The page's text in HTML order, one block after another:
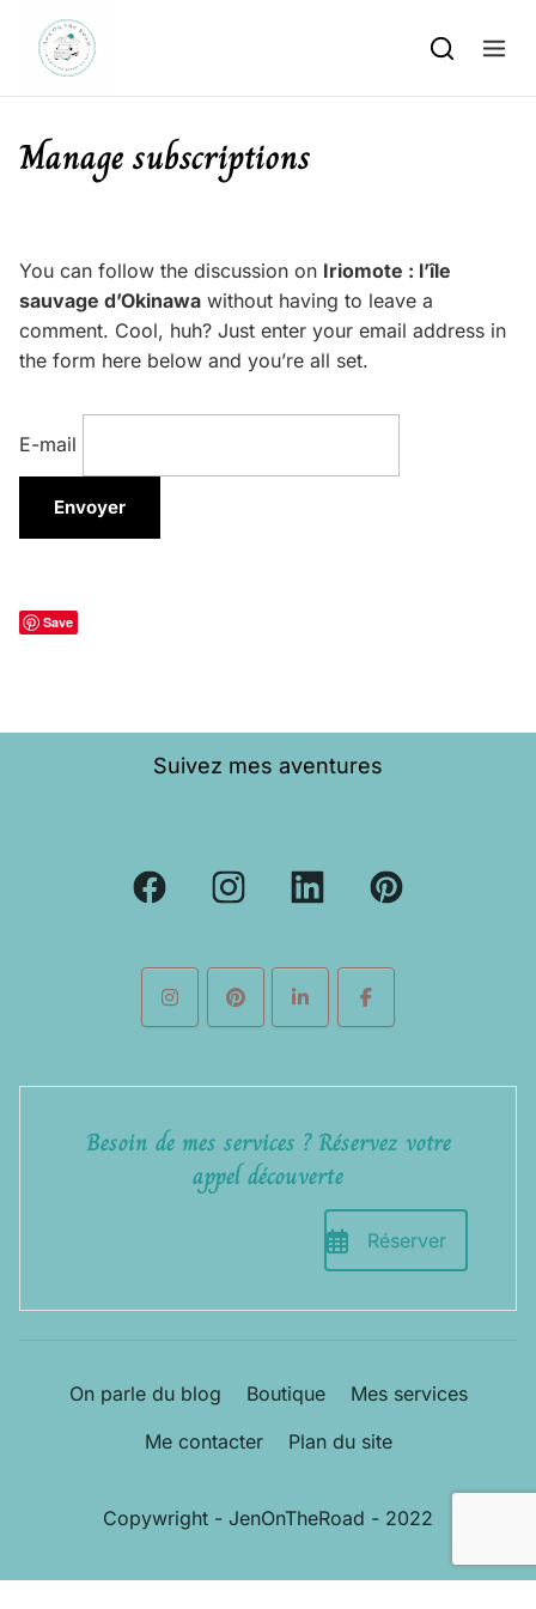
Skip to content
Manage subscriptions
You can follow the discussion on Iriomote : l’île
sauvage d’Okinawa without having to leave a
comment. Cool, huh? Just enter your email address in
the form here below and you’re all set.
E-mail
Save
Suivez mes aventures
Besoin de mes services ? Réservez votre
appel découverte
Réserver
On parle du blog Boutique
Mes services
Me contacter
Plan du site
Copywright - JenOnTheRoad - 2022